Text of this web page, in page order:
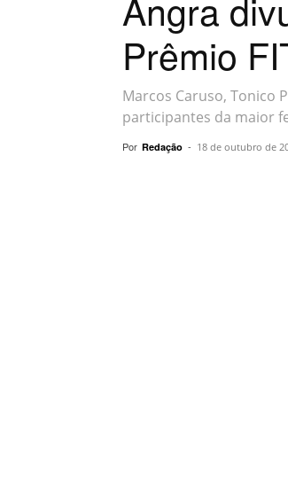
Prêmio
Marcos Caruso, Tonico
participantes da maior
Por Redação - 18 de outubro de